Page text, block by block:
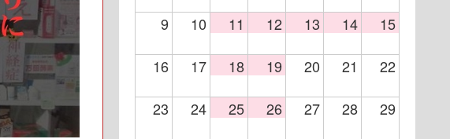
9 10 11 12 13 14 15
16 17 18 19 20 21 22
23 24 25 26 27 28 29